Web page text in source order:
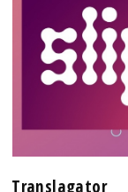
Translagator